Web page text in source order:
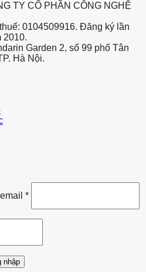
TY CỔ PHẦN CÔNG NGHỆ
0104509916. Đăng ký lần
2010.
Garden 2, số 99 phố Tân
Hà Nội.
*
nhập